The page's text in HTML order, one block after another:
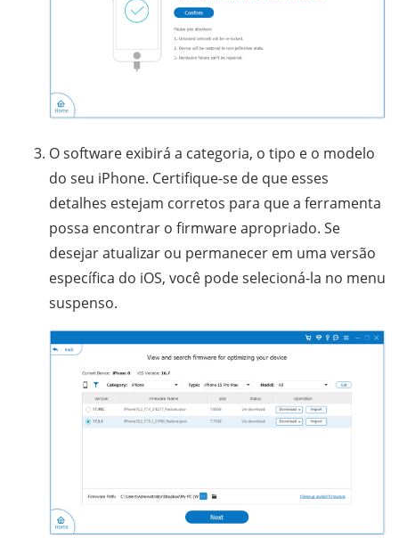
O software exibirá a categoria, o tipo e o modelo
do seu iPhone. Certifique-se de que esses
detalhes estejam corretos para que a ferramenta
possa encontrar o firmware apropriado. Se
desejar atualizar ou permanecer em uma versão
específica do iOS, você pode selecioná-la no menu
suspenso.